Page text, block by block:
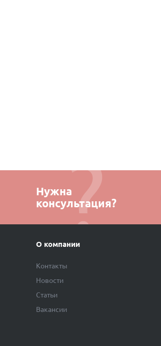
Нужна
консультация?
О компании
Контакты
Новости
Статьи
Вакансии